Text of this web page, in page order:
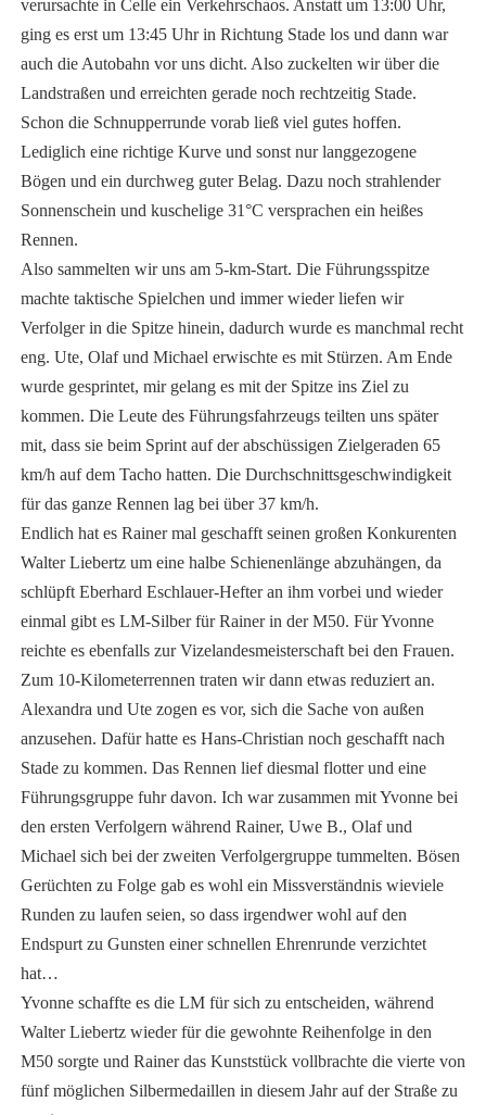
verursachte in Celle ein Verkehrschaos. Anstatt um 13:00 Uhr,
ging es erst um 13:45 Uhr in Richtung Stade los und dann war
auch die Autobahn vor uns dicht. Also zuckelten wir über die
Landstraßen und erreichten gerade noch rechtzeitig Stade.
Schon die Schnupperrunde vorab ließ viel gutes hoffen.
Lediglich eine richtige Kurve und sonst nur langgezogene
Bögen und ein durchweg guter Belag. Dazu noch strahlender
Sonnenschein und kuschelige 31°C versprachen ein heißes
Rennen.
Also sammelten wir uns am 5-km-Start. Die Führungsspitze
machte taktische Spielchen und immer wieder liefen wir
Verfolger in die Spitze hinein, dadurch wurde es manchmal recht
eng. Ute, Olaf und Michael erwischte es mit Stürzen. Am Ende
wurde gesprintet, mir gelang es mit der Spitze ins Ziel zu
kommen. Die Leute des Führungsfahrzeugs teilten uns später
mit, dass sie beim Sprint auf der abschüssigen Zielgeraden 65
km/h auf dem Tacho hatten. Die Durchschnittsgeschwindigkeit
für das ganze Rennen lag bei über 37 km/h.
Endlich hat es Rainer mal geschafft seinen großen Konkurenten
Walter Liebertz um eine halbe Schienenlänge abzuhängen, da
schlüpft Eberhard Eschlauer-Hefter an ihm vorbei und wieder
einmal gibt es LM-Silber für Rainer in der M50. Für Yvonne
reichte es ebenfalls zur Vizelandesmeisterschaft bei den Frauen.
Zum 10-Kilometerrennen traten wir dann etwas reduziert an.
Alexandra und Ute zogen es vor, sich die Sache von außen
anzusehen. Dafür hatte es Hans-Christian noch geschafft nach
Stade zu kommen. Das Rennen lief diesmal flotter und eine
Führungsgruppe fuhr davon. Ich war zusammen mit Yvonne bei
den ersten Verfolgern während Rainer, Uwe B., Olaf und
Michael sich bei der zweiten Verfolgergruppe tummelten. Bösen
Gerüchten zu Folge gab es wohl ein Missverständnis wieviele
Runden zu laufen seien, so dass irgendwer wohl auf den
Endspurt zu Gunsten einer schnellen Ehrenrunde verzichtet
hat…
Yvonne schaffte es die LM für sich zu entscheiden, während
Walter Liebertz wieder für die gewohnte Reihenfolge in den
M50 sorgte und Rainer das Kunststück vollbrachte die vierte von
fünf möglichen Silbermedaillen in diesem Jahr auf der Straße zu